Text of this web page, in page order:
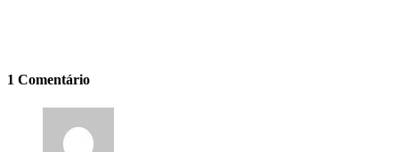
1 Comentário